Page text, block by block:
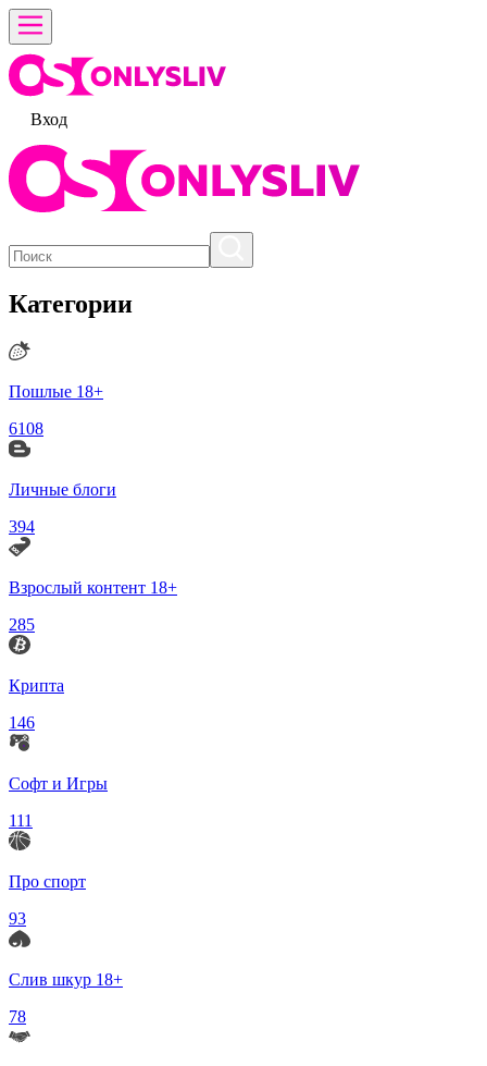
Вход
Категории
Пошлые 18+
6108
Личные блоги
394
Взрослый контент 18+
285
Крипта
146
Софт и Игры
111
Про спорт
93
Слив шкур 18+
78